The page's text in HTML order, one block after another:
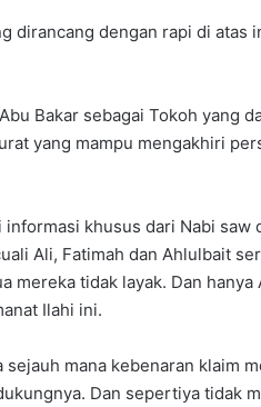
dirancang dengan rapi di atas
Bakar sebagai Tokoh yang
yang mampu mengakhiri
khusus dari Nabi saw
Ali, Fatimah dan Ahlulbait
mereka tidak layak. Dan
Ilahi ini.
mana kebenaran klaim
Dan sepertiya tidak